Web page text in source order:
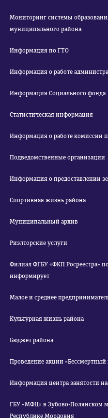
Мониторинг системы
муниципального района
Информация по ГТО
Информация о работе
Информация Социального фонда
Статистическая информация
Информация о работе комиссии
Подведомственные организации
Информация о предоставлении
Спортивная жизнь района
Муниципальный архив
Риэлторские услуги
Филиал ФГБУ «ФКП Росреестра»
информирует
Малое и среднее
Культурная жизнь района
Бюджет района
Проведение акции «Бессмертный
Информация центра занятости
ГБУ «МФЦ» в Зубово-Полянском
Республике Мордовия